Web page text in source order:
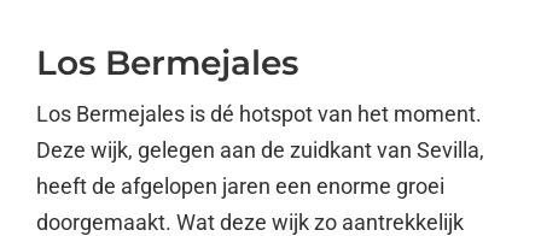
Los Bermejales
Los Bermejales is dé hotspot van het moment.
Deze wijk, gelegen aan de zuidkant van Sevilla,
heeft de afgelopen jaren een enorme groei
doorgemaakt. Wat deze wijk zo aantrekkelijk